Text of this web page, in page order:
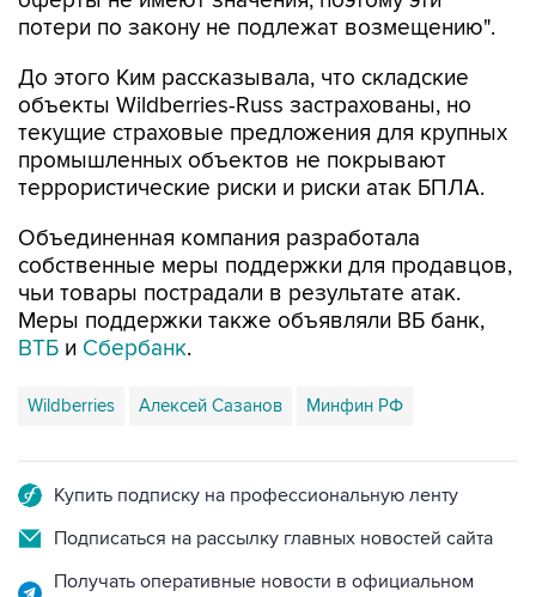
потери по закону не подлежат возмещению".
До этого Ким рассказывала, что складские
объекты Wildberries-Russ застрахованы, но
текущие страховые предложения для крупных
промышленных объектов не покрывают
террористические риски и риски атак БПЛА.
Объединенная компания разработала
собственные меры поддержки для продавцов,
чьи товары пострадали в результате атак.
Меры поддержки также объявляли ВБ банк,
ВТБ и Сбербанк.
Wildberries Алексей Сазанов Минфин РФ
Купить подписку на профессиональную ленту
Подписаться на рассылку главных новостей сайта
Получать оперативные новости в официальном